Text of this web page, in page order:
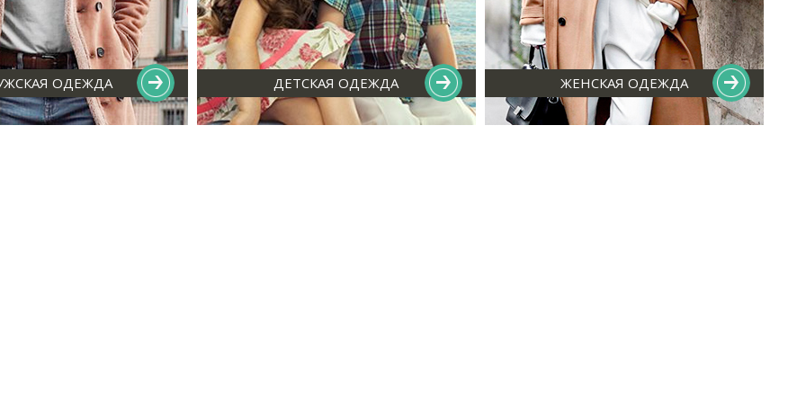
ОДЕЖДА ДЕТСКАЯ ОДЕЖДА ЖЕНСКАЯ ОДЕЖДА